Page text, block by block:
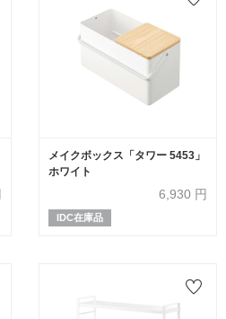
メイクボックス「タワー 5453」
ホワイト
6,930 円
IDC在庫品